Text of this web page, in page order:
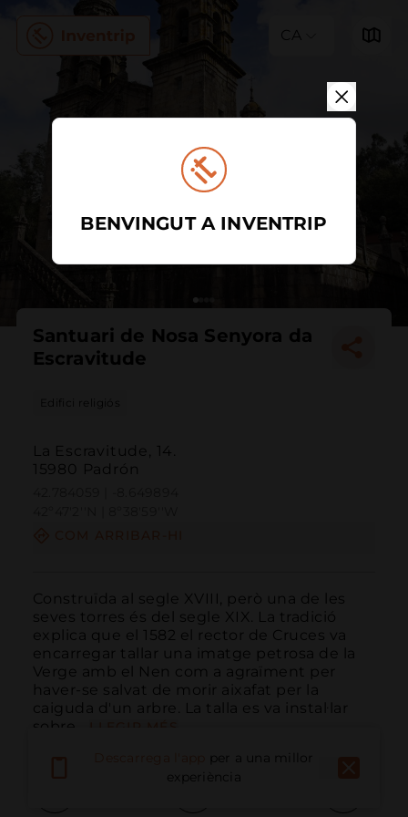
CA
Santuari de Nosa Senyora da
Escravitude
Edifici religiós
La Escravitude, 14.
15980 Padrón
Construïda al segle XVIII, però una de les
seves torres és del segle XIX. La tradició
explica que el 1582 el rector de Cruces va
encarregar tallar una imatge petrosa de la
Verge amb el Nen com a agraïment per
haver-se salvat de morir aixafat per la
caiguda d'un arbre. La talla es va instal·lar
sobre...
per a una millor
experiència
BENVINGUT A INVENTRIP